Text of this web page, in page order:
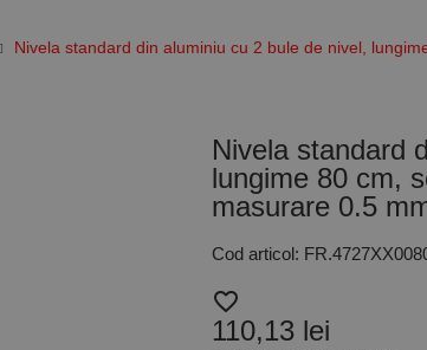
Nivela standard din aluminiu cu 2 bule de nivel,
Nivela standard
lungime 80 cm,
masurare 0.5
Cod articol:
favorite_border
110,13 lei